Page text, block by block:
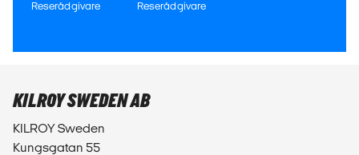
Reserådgivare Reserådgivare
KILROY SWEDEN AB
KILROY Sweden
Kungsgatan 55